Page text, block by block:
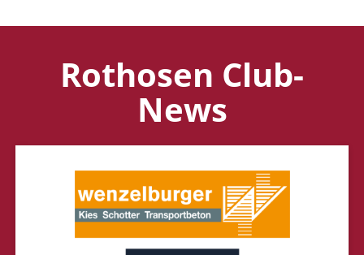
Rothosen Club-
News